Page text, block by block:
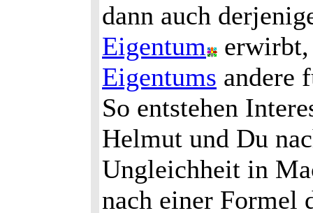
dann auch
Eigentum
erwirbt,
Eigentums andere
So entstehen
Helmut und Du
Ungleichheit in
nach einer Formel